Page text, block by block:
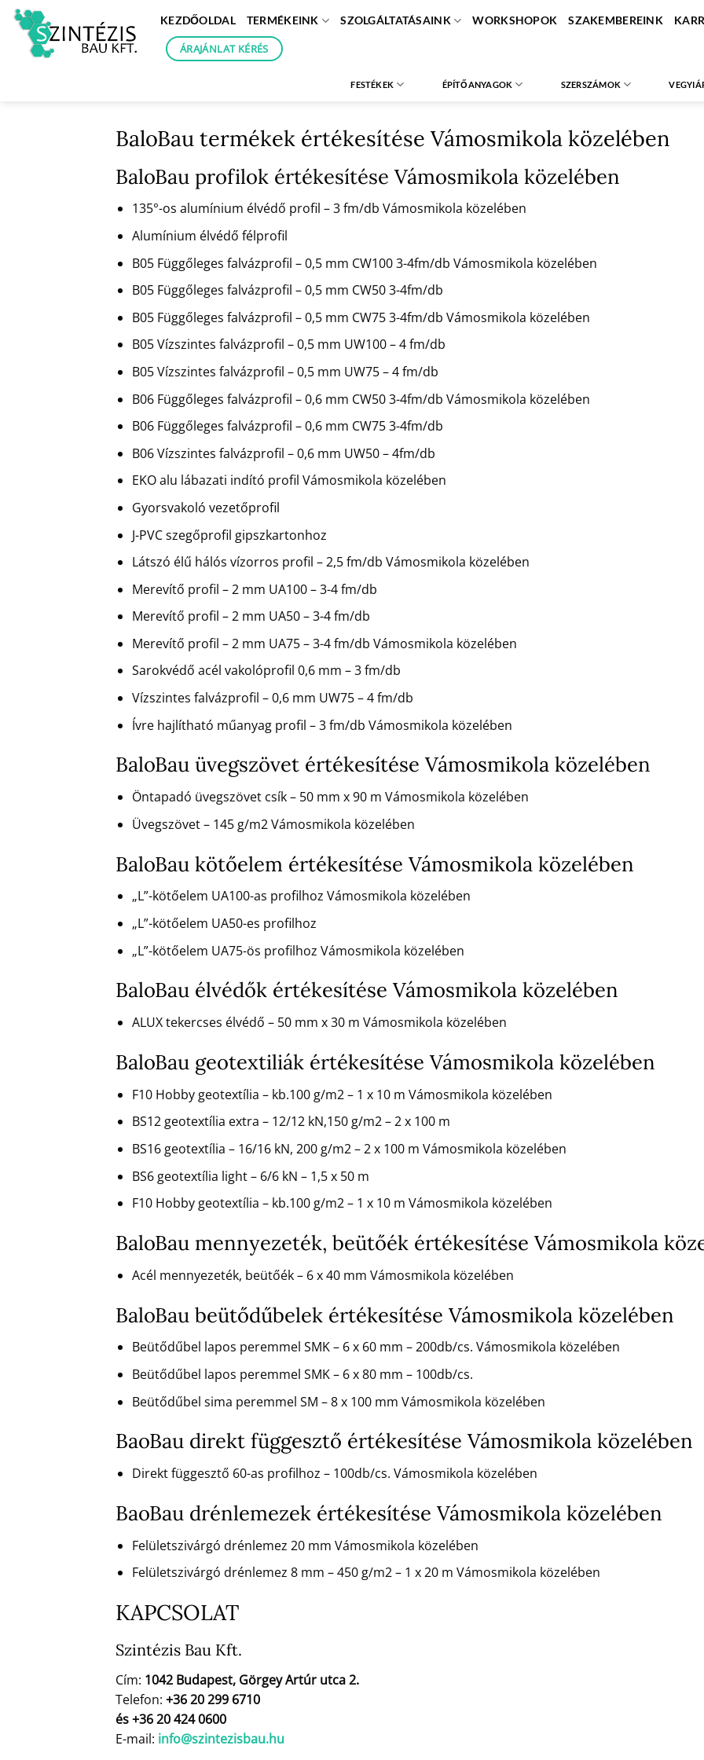
Skip
content
KEZDŐOLDAL TERMÉKEINK SZOLGÁLTATÁSAINK WORKSHOPOK SZAKEMBEREINK
ÁRAJÁNLAT KÉRÉS
FESTÉKEK ÉPÍTŐANYAGOK SZERSZÁMOK
BaloBau termékek értékesítése Vámosmikola közelében
BaloBau profilok értékesítése Vámosmikola közelében
135°-os alumínium élvédő profil – 3 fm/db Vámosmikola közelében
Alumínium élvédő félprofil
B05 Függőleges falvázprofil – 0,5 mm CW100 3-4fm/db Vámosmikola közelében
B05 Függőleges falvázprofil – 0,5 mm CW50 3-4fm/db
B05 Függőleges falvázprofil – 0,5 mm CW75 3-4fm/db Vámosmikola közelében
B05 Vízszintes falvázprofil – 0,5 mm UW100 – 4 fm/db
B05 Vízszintes falvázprofil – 0,5 mm UW75 – 4 fm/db
B06 Függőleges falvázprofil – 0,6 mm CW50 3-4fm/db Vámosmikola közelében
B06 Függőleges falvázprofil – 0,6 mm CW75 3-4fm/db
B06 Vízszintes falvázprofil – 0,6 mm UW50 – 4fm/db
EKO alu lábazati indító profil Vámosmikola közelében
Gyorsvakoló vezetőprofil
J-PVC szegőprofil gipszkartonhoz
Látszó élű hálós vízorros profil – 2,5 fm/db Vámosmikola közelében
Merevítő profil – 2 mm UA100 – 3-4 fm/db
Merevítő profil – 2 mm UA50 – 3-4 fm/db
Merevítő profil – 2 mm UA75 – 3-4 fm/db Vámosmikola közelében
Sarokvédő acél vakolóprofil 0,6 mm – 3 fm/db
Vízszintes falvázprofil – 0,6 mm UW75 – 4 fm/db
Ívre hajlítható műanyag profil – 3 fm/db Vámosmikola közelében
BaloBau üvegszövet értékesítése Vámosmikola közelében
Öntapadó üvegszövet csík – 50 mm x 90 m Vámosmikola közelében
Üvegszövet – 145 g/m2 Vámosmikola közelében
BaloBau kötőelem értékesítése Vámosmikola közelében
„L”-kötőelem UA100-as profilhoz Vámosmikola közelében
„L”-kötőelem UA50-es profilhoz
„L”-kötőelem UA75-ös profilhoz Vámosmikola közelében
BaloBau élvédők értékesítése Vámosmikola közelében
ALUX tekercses élvédő – 50 mm x 30 m Vámosmikola közelében
BaloBau geotextiliák értékesítése Vámosmikola közelében
F10 Hobby geotextília – kb.100 g/m2 – 1 x 10 m Vámosmikola közelében
BS12 geotextília extra – 12/12 kN,150 g/m2 – 2 x 100 m
BS16 geotextília – 16/16 kN, 200 g/m2 – 2 x 100 m Vámosmikola közelében
BS6 geotextília light – 6/6 kN – 1,5 x 50 m
F10 Hobby geotextília – kb.100 g/m2 – 1 x 10 m Vámosmikola közelében
BaloBau mennyezeték, beütőék értékesítése Vámosmikola
Acél mennyezeték, beütőék – 6 x 40 mm Vámosmikola közelében
BaloBau beütődűbelek értékesítése Vámosmikola közelében
Beütődűbel lapos peremmel SMK – 6 x 60 mm – 200db/cs. Vámosmikola közelében
Beütődűbel lapos peremmel SMK – 6 x 80 mm – 100db/cs.
Beütődűbel sima peremmel SM – 8 x 100 mm Vámosmikola közelében
BaoBau direkt függesztő értékesítése Vámosmikola közelében
Direkt függesztő 60-as profilhoz – 100db/cs. Vámosmikola közelében
BaoBau drénlemezek értékesítése Vámosmikola közelében
Felületszivárgó drénlemez 20 mm Vámosmikola közelében
Felületszivárgó drénlemez 8 mm – 450 g/m2 – 1 x 20 m Vámosmikola közelében
KAPCSOLAT
Szintézis Bau Kft.
Cím: 1042 Budapest, Görgey Artúr utca 2.
Telefon: +36 20 299 6710
és +36 20 424 0600
E-mail: info@szintezisbau.hu